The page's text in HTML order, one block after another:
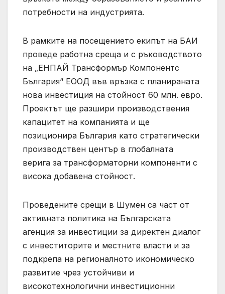
потребности на индустрията.
В рамките на посещението екипът на БАИ
проведе работна среща и с ръководството
на „ЕНПАЙ Трансформър Компонентс
България“ ЕООД във връзка с планираната
нова инвестиция на стойност 60 млн. евро.
Проектът ще разшири производствения
капацитет на компанията и ще
позиционира България като стратегически
производствен център в глобалната
верига за трансформаторни компоненти с
висока добавена стойност.
Проведените срещи в Шумен са част от
активната политика на Българската
агенция за инвестиции за директен диалог
с инвеститорите и местните власти и за
подкрепа на регионалното икономическо
развитие чрез устойчиви и
високотехнологични инвестиционни